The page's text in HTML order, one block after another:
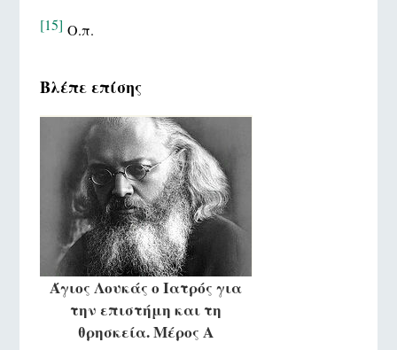
[15] Ο.π.
Βλέπε επίσης
Άγιος Λουκάς ο Ιατρός για
την επιστήμη και τη
θρησκεία. Μέρος Α